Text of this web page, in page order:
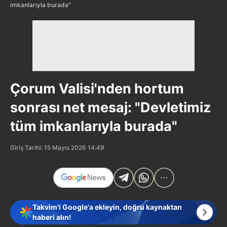
imkanlarıyla burada"
Çorum Valisi'nden hortum
sonrası net mesaj: "Devletimiz
tüm imkanlarıyla burada"
Giriş Tarihi: 15 Mayıs 2026 14:49
Takvim'i Google'a ekleyin, doğru kaynaktan
haberi alın!